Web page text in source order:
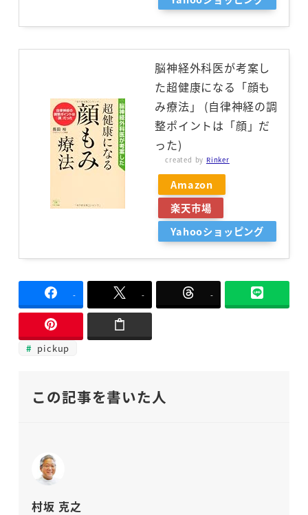
脳神経外科医が考案し
た超健康になる「顔も
み療法」 (自律神経の調
整ポイントは「顔」だ
った)
created by Rinker
Amazon
楽天市場
Yahooショッピング
- - -
pickup
この記事を書いた人
村坂 克之